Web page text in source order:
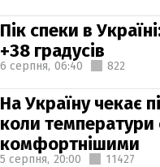
Пік спеки в
+38 градусів
6 серпня, 06:40 822
На Україну чекає
коли температури
комфортнішими
5 серпня, 20:00 11427